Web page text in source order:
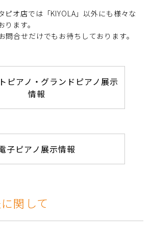
ピオ店では「KIYOLA」以外にも様々な
ます。
問合せだけでもお待ちしております。
ピアノ・グランドピアノ展示
情報
子ピアノ展示情報
関して